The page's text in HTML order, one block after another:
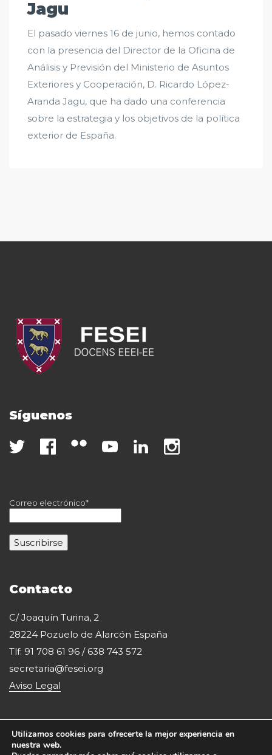
Jagu
El pasado viernes 16 de junio, hemos contado
con la presencia del Director de la Oficina de
Análisis y Previsión del Ministerio de Asuntos
Exteriores y Cooperación, D. Ricardo López-
Aranda Jagu, que ha dado una conferencia
sobre la estrategia y los objetivos de la política
exterior de España.
Síguenos
Correo electrónico*
Contacto
C/ Joaquín Turina, 2
28224 Pozuelo de Alarcón España
Tlf: 91 708 61 96 / 638 743 572
secretaria@fesei.org
Aviso Legal
Utilizamos cookies para ofrecerte la mejor experiencia en
nuestra web.